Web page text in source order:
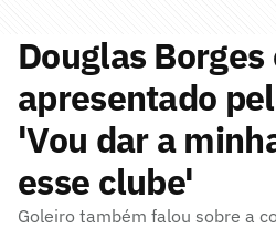
Douglas Borges
apresentado
'Vou dar a
esse clube'
Goleiro também falou sobre a